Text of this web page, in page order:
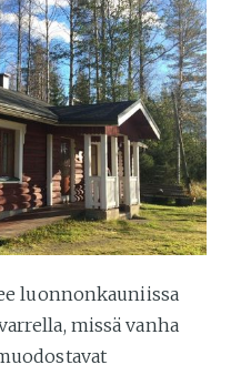
luonnonkauniissa
missä vanha